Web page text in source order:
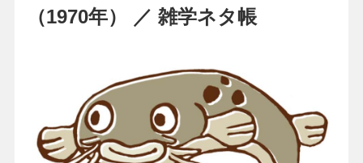
（1970年） ／ 雑学ネタ帳